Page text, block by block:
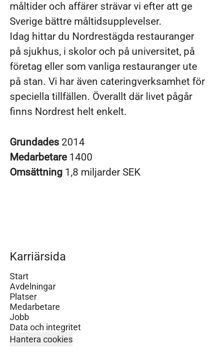
måltider och affärer strävar vi efter att ge
Sverige bättre måltidsupplevelser.
Idag hittar du Nordrestägda restauranger
på sjukhus, i skolor och på universitet, på
företag eller som vanliga restauranger ute
på stan. Vi har även cateringverksamhet för
speciella tillfällen. Överallt där livet pågår
finns Nordrest helt enkelt.
Grundades 2014
Medarbetare 1400
Omsättning 1,8 miljarder SEK
Karriärsida
Start
Avdelningar
Platser
Medarbetare
Jobb
Data och integritet
Hantera cookies